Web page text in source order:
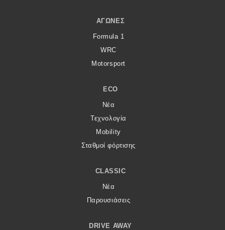
ΑΓΏΝΕΣ
Formula 1
WRC
Motorsport
ECO
Νέα
Τεχνολογία
Mobility
Σταθμοί φόρτισης
CLASSIC
Νέα
Παρουσιάσεις
DRIVE AWAY